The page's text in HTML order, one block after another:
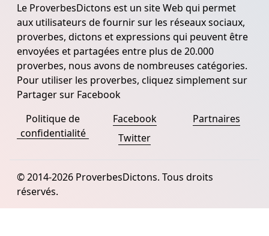
Le ProverbesDictons est un site Web qui permet
aux utilisateurs de fournir sur les réseaux sociaux,
proverbes, dictons et expressions qui peuvent être
envoyées et partagées entre plus de 20.000
proverbes, nous avons de nombreuses catégories.
Pour utiliser les proverbes, cliquez simplement sur
Partager sur Facebook
Politique de
confidentialité
Facebook
Twitter
Partnaires
© 2014-2026 ProverbesDictons. Tous droits
réservés.